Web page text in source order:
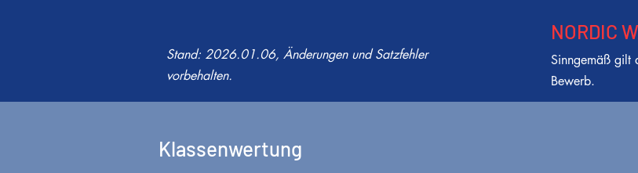
Stand: 2026.01.06, Änderungen und Satzfehler
vorbehalten.
NORDIC
Sinngemäß gilt
Bewerb.
Klassenwertung